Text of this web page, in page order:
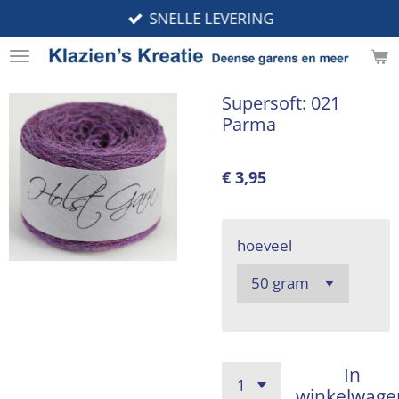
direct
naar
hoofdinhoud
SNELLE LEVERING
Supersoft: 021
Parma
€ 3,95
hoeveel
In